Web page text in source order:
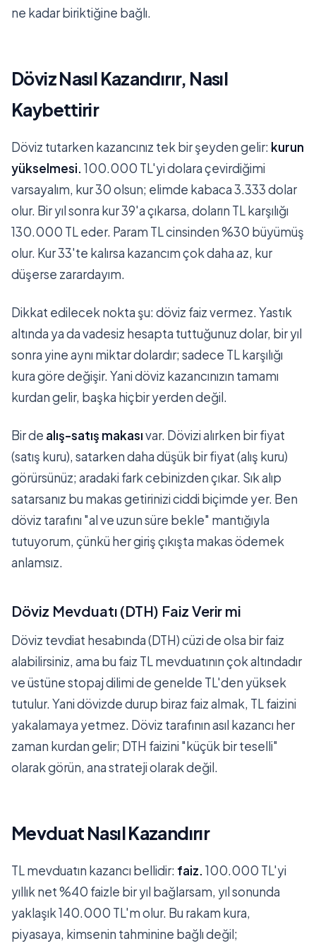
ne kadar biriktiğine bağlı.
Döviz Nasıl Kazandırır, Nasıl
Kaybettirir
Döviz tutarken kazancınız tek bir şeyden gelir: kurun
yükselmesi. 100.000 TL'yi dolara çevirdiğimi
varsayalım, kur 30 olsun; elimde kabaca 3.333 dolar
olur. Bir yıl sonra kur 39'a çıkarsa, doların TL karşılığı
130.000 TL eder. Param TL cinsinden %30 büyümüş
olur. Kur 33'te kalırsa kazancım çok daha az, kur
düşerse zarardayım.
Dikkat edilecek nokta şu: döviz faiz vermez. Yastık
altında ya da vadesiz hesapta tuttuğunuz dolar, bir yıl
sonra yine aynı miktar dolardır; sadece TL karşılığı
kura göre değişir. Yani döviz kazancınızın tamamı
kurdan gelir, başka hiçbir yerden değil.
Bir de alış-satış makasıvar. Dövizi alırken bir fiyat
(satış kuru), satarken daha düşük bir fiyat (alış kuru)
görürsünüz; aradaki fark cebinizden çıkar. Sık alıp
satarsanız bu makas getirinizi ciddi biçimde yer. Ben
döviz tarafını "al ve uzun süre bekle" mantığıyla
tutuyorum, çünkü her giriş çıkışta makas ödemek
anlamsız.
Döviz Mevduatı (DTH) Faiz Verir mi
Döviz tevdiat hesabında (DTH) cüzi de olsa bir faiz
alabilirsiniz, ama bu faiz TL mevduatının çok altındadır
ve üstüne stopaj dilimi de genelde TL'den yüksek
tutulur. Yani dövizde durup biraz faiz almak, TL faizini
yakalamaya yetmez. Döviz tarafının asıl kazancı her
zaman kurdan gelir; DTH faizini "küçük bir teselli"
olarak görün, ana strateji olarak değil.
Mevduat Nasıl Kazandırır
TL mevduatın kazancı bellidir: faiz. 100.000 TL'yi
yıllık net %40 faizle bir yıl bağlarsam, yıl sonunda
yaklaşık 140.000 TL'm olur. Bu rakam kura,
piyasaya, kimsenin tahminine bağlı değil;